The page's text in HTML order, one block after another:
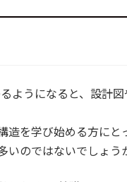
ようになると、設計
造を学び始める方にと
いのではないでしょう